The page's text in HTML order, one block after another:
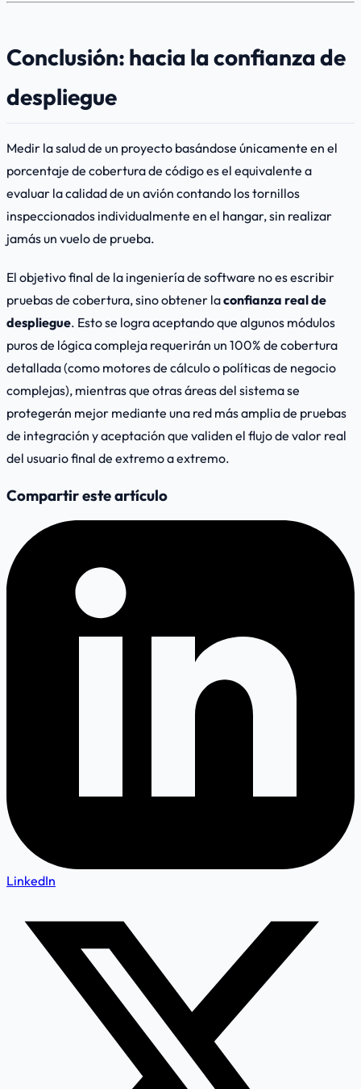
Conclusión: hacia la confianza de
despliegue
Medir la salud de un proyecto basándose únicamente en el
porcentaje de cobertura de código es el equivalente a
evaluar la calidad de un avión contando los tornillos
inspeccionados individualmente en el hangar, sin realizar
jamás un vuelo de prueba.
El objetivo final de la ingeniería de software no es escribir
pruebas de cobertura, sino obtener laconfianza real de
despliegue. Esto se logra aceptando que algunos módulos
puros de lógica compleja requerirán un 100% de cobertura
detallada (como motores de cálculo o políticas de negocio
complejas), mientras que otras áreas del sistema se
protegerán mejor mediante una red más amplia de pruebas
de integración y aceptación que validen el flujo de valor real
del usuario final de extremo a extremo.
Compartir este artículo
LinkedIn